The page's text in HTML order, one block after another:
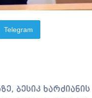
Telegram